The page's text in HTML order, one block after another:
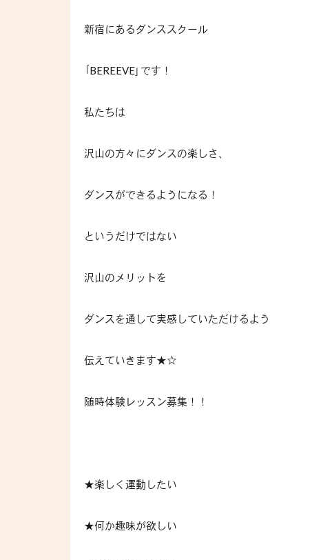
新宿にあるダンススクール
｢BEREEVE｣です！
私たちは
沢山の方々にダンスの楽しさ、
ダンスができるようになる！
というだけではない
沢山のメリットを
ダンスを通して実感していただけるよう
伝えていきます★☆
随時体験レッスン募集！！
★楽しく運動したい
★何か趣味が欲しい